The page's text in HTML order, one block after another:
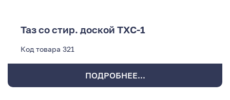
Таз со стир. доской ТХС-1
Код товара 321
ПОДРОБНЕЕ...